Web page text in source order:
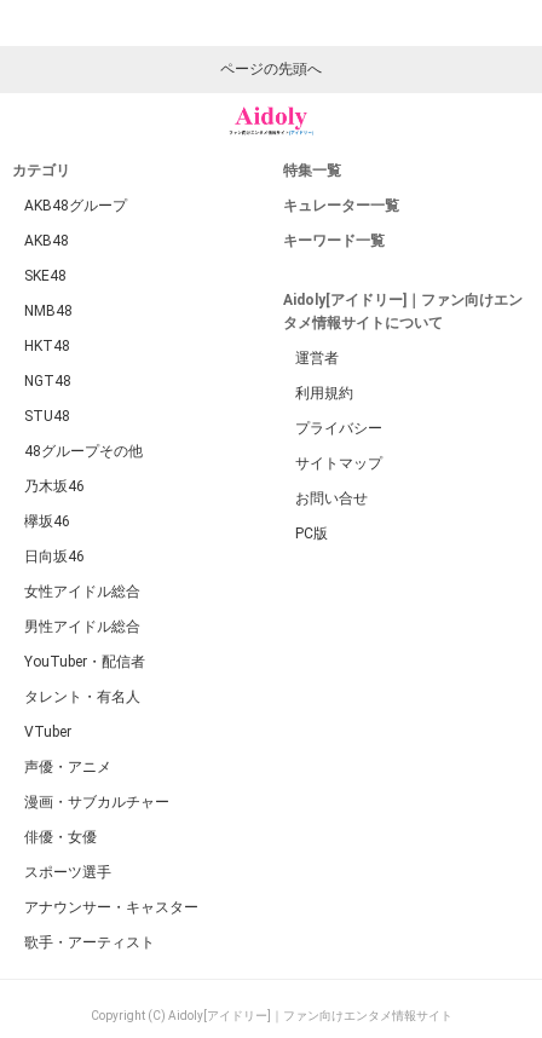
ページの先頭へ
カテゴリ
AKB48グループ
AKB48
SKE48
NMB48
HKT48
NGT48
STU48
48グループその他
乃木坂46
欅坂46
日向坂46
女性アイドル総合
男性アイドル総合
YouTuber・配信者
タレント・有名人
VTuber
声優・アニメ
漫画・サブカルチャー
俳優・女優
スポーツ選手
アナウンサー・キャスター
歌手・アーティスト
特集一覧
キュレーター一覧
キーワード一覧
Aidoly[アイドリー]｜ファン向けエン
タメ情報サイトについて
運営者
利用規約
プライバシー
サイトマップ
お問い合せ
PC版
Copyright (C) Aidoly[アイドリー]｜ファン向けエンタメ情報サイト